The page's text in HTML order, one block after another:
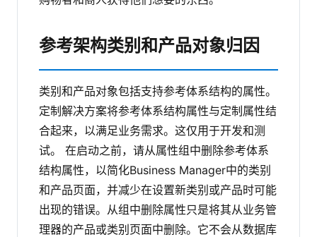
参考架构类别和产品对象归因
类别和产品对象包括支持参考体系结构的属性。
定制解决方案将参考体系结构属性与定制属性结
合起来，以满足业务需求。这仅用于开发和测
试。
在启动之前，请从属性组中删除参考体系
结构属性，以简化Business Manager中的类别
和产品页面，并减少在设置新类别或产品时可能
出现的错误。从组中删除属性只是将其从业务管
理器的产品或类别页面中删除。它不会从数据库